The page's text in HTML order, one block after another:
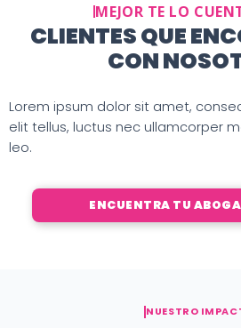
MEJOR TE LO
CLIENTES QUE
CON
Lorem ipsum dolor sit amet,
elit tellus, luctus nec ullamcorper
leo.
ENCUENTRA TU
NUESTRO